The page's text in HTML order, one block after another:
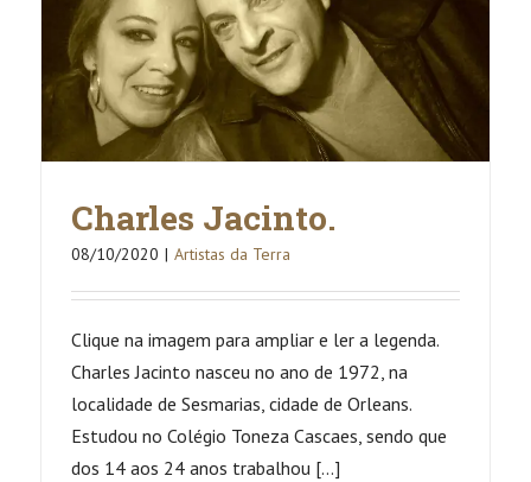
Charles Jacinto.
08/10/2020 | Artistas da Terra
Clique na imagem para ampliar e ler a legenda.
Charles Jacinto nasceu no ano de 1972, na
localidade de Sesmarias, cidade de Orleans.
Estudou no Colégio Toneza Cascaes, sendo que
dos 14 aos 24 anos trabalhou [...]